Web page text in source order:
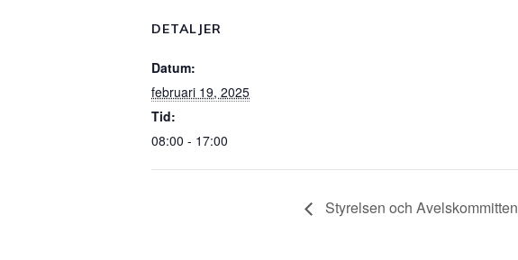
DETALJER
Datum:
februari 19, 2025
Tid:
08:00 - 17:00
Styrelsen och Avelskommitten